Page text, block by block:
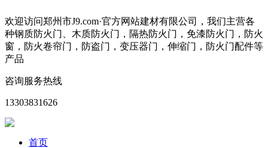
欢迎访问郑州市J9.com·官方网站建材有限公司，我们主营各
种钢质防火门、木质防火门，隔热防火门，免漆防火门，防火
窗，防火卷帘门，防盗门，变压器门，伸缩门，防火门配件等
产品
咨询服务热线
13303831626
首页